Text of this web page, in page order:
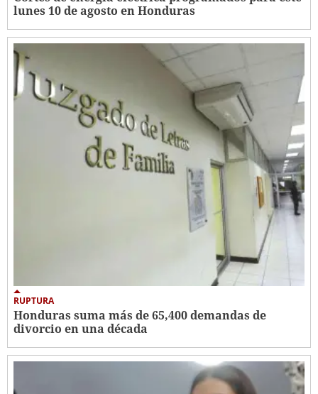
lunes 10 de agosto en Honduras
RUPTURA
Honduras suma más de 65,400 demandas de
divorcio en una década